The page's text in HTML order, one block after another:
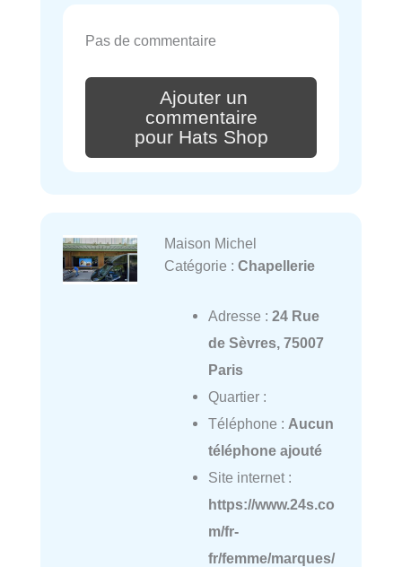
Pas de commentaire
Ajouter un
commentaire
pour Hats Shop
Maison Michel
Catégorie : Chapellerie
Adresse : 24 Rue
de Sèvres, 75007
Paris
Quartier :
Téléphone : Aucun
téléphone ajouté
Site internet :
https://www.24s.co
m/fr-
fr/femme/marques/